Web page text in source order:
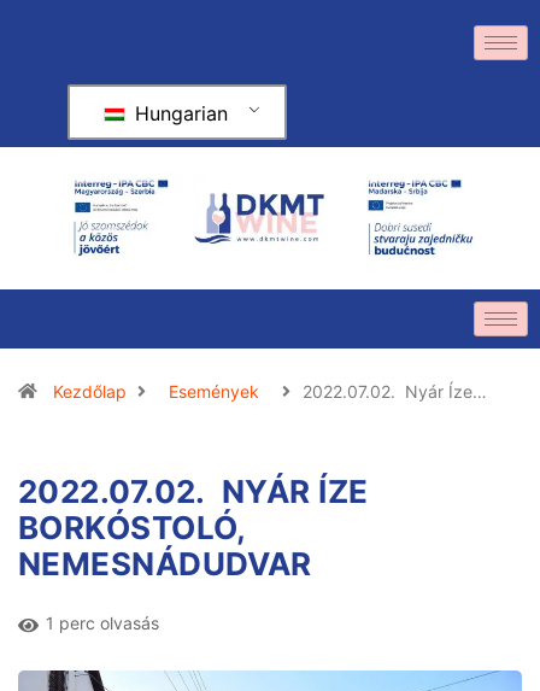
Hungarian
Kezdőlap Események 2022.07.02. Nyár Íze…
2022.07.02. NYÁR ÍZE
BORKÓSTOLÓ,
NEMESNÁDUDVAR
1 perc olvasás